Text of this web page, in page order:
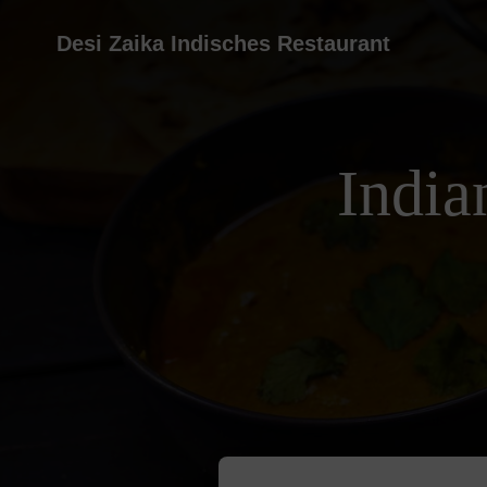
Desi Zaika Indisches Restaurant